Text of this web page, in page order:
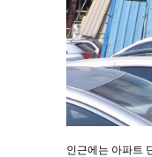
인근에는 아파트